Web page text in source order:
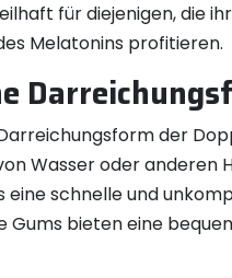
für diejenigen, die
Melatonins profitieren.
der
Wasser oder anderen
schnelle und
Gums bieten eine